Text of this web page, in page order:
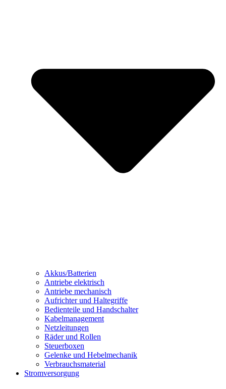
Akkus/Batterien
Antriebe elektrisch
Antriebe mechanisch
Aufrichter und Haltegriffe
Bedienteile und Handschalter
Kabelmanagement
Netzleitungen
Räder und Rollen
Steuerboxen
Gelenke und Hebelmechanik
Verbrauchsmaterial
Stromversorgung